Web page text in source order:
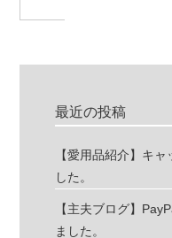
最近の投稿
【愛用品紹介】キ
した。
【主夫ブログ】
ました。